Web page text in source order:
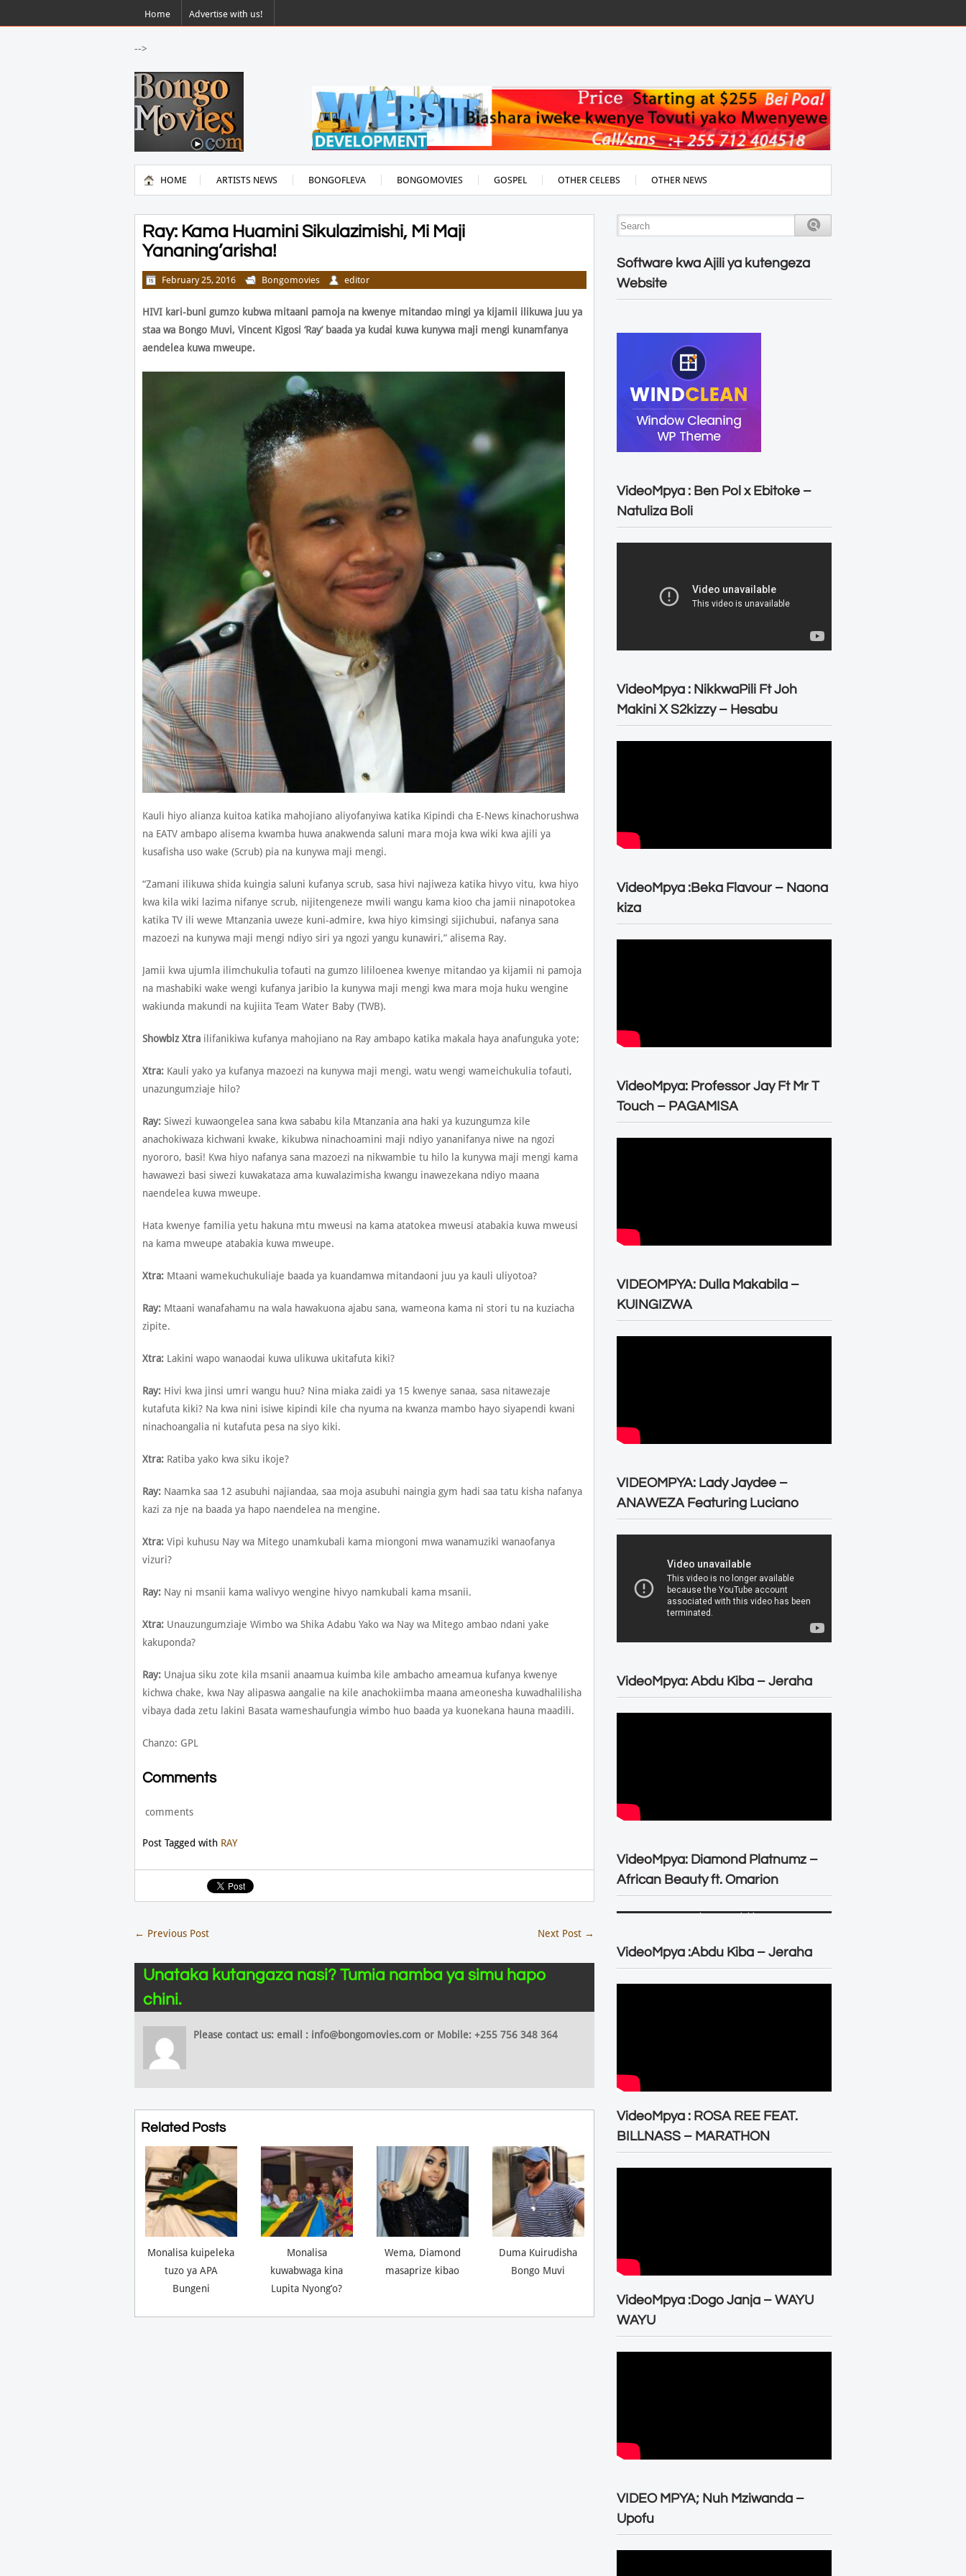
Home Advertise with us!
-->
HOME ARTISTS NEWS BONGOFLEVA BONGOMOVIES GOSPEL OTHER CELEBS OTHER NEWS
Ray: Kama Huamini Sikulazimishi, Mi Maji
Yananing’arisha!
February 25, 2016 Bongomovies editor
HIVI kari-buni gumzo kubwa mitaani pamoja na kwenye mitandao mingi ya kijamii ilikuwa juu ya
staa wa Bongo Muvi, Vincent Kigosi ‘Ray’ baada ya kudai kuwa kunywa maji mengi kunamfanya
aendelea kuwa mweupe.
Kauli hiyo alianza kuitoa katika mahojiano aliyofanyiwa katika Kipindi cha E-News kinachorushwa
na EATV ambapo alisema kwamba huwa anakwenda saluni mara moja kwa wiki kwa ajili ya
kusafisha uso wake (Scrub) pia na kunywa maji mengi.
“Zamani ilikuwa shida kuingia saluni kufanya scrub, sasa hivi najiweza katika hivyo vitu, kwa hiyo
kwa kila wiki lazima nifanye scrub, nijitengeneze mwili wangu kama kioo cha jamii ninapotokea
katika TV ili wewe Mtanzania uweze kuni-admire, kwa hiyo kimsingi sijichubui, nafanya sana
mazoezi na kunywa maji mengi ndiyo siri ya ngozi yangu kunawiri,” alisema Ray.
Jamii kwa ujumla ilimchukulia tofauti na gumzo lililoenea kwenye mitandao ya kijamii ni pamoja
na mashabiki wake wengi kufanya jaribio la kunywa maji mengi kwa mara moja huku wengine
wakiunda makundi na kujiita Team Water Baby (TWB).
Showbiz Xtrailifanikiwa kufanya mahojiano na Ray ambapo katika makala haya anafunguka yote;
Xtra:Kauli yako ya kufanya mazoezi na kunywa maji mengi, watu wengi wameichukulia tofauti,
unazungumziaje hilo?
Ray:Siwezi kuwaongelea sana kwa sababu kila Mtanzania ana haki ya kuzungumza kile
anachokiwaza kichwani kwake, kikubwa ninachoamini maji ndiyo yananifanya niwe na ngozi
nyororo, basi! Kwa hiyo nafanya sana mazoezi na nikwambie tu hilo la kunywa maji mengi kama
hawawezi basi siwezi kuwakataza ama kuwalazimisha kwangu inawezekana ndiyo maana
naendelea kuwa mweupe.
Hata kwenye familia yetu hakuna mtu mweusi na kama atatokea mweusi atabakia kuwa mweusi
na kama mweupe atabakia kuwa mweupe.
Xtra:Mtaani wamekuchukuliaje baada ya kuandamwa mitandaoni juu ya kauli uliyotoa?
Ray: Mtaani wanafahamu na wala hawakuona ajabu sana, wameona kama ni stori tu na kuziacha
zipite.
Xtra:Lakini wapo wanaodai kuwa ulikuwa ukitafuta kiki?
Ray:Hivi kwa jinsi umri wangu huu? Nina miaka zaidi ya 15 kwenye sanaa, sasa nitawezaje
kutafuta kiki? Na kwa nini isiwe kipindi kile cha nyuma na kwanza mambo hayo siyapendi kwani
ninachoangalia ni kutafuta pesa na siyo kiki.
Xtra:Ratiba yako kwa siku ikoje?
Ray:Naamka saa 12 asubuhi najiandaa, saa moja asubuhi naingia gym hadi saa tatu kisha nafanya
kazi za nje na baada ya hapo naendelea na mengine.
Xtra:Vipi kuhusu Nay wa Mitego unamkubali kama miongoni mwa wanamuziki wanaofanya
vizuri?
Ray:Nay ni msanii kama walivyo wengine hivyo namkubali kama msanii.
Xtra:Unauzungumziaje Wimbo wa Shika Adabu Yako wa Nay wa Mitego ambao ndani yake
kakuponda?
Ray:Unajua siku zote kila msanii anaamua kuimba kile ambacho ameamua kufanya kwenye
kichwa chake, kwa Nay alipaswa aangalie na kile anachokiimba maana ameonesha kuwadhalilisha
vibaya dada zetu lakini Basata wameshaufungia wimbo huo baada ya kuonekana hauna maadili.
Chanzo: GPL
Comments
comments
Post Tagged with RAY
← Previous Post Next Post →
Unataka kutangaza nasi? Tumia namba ya simu hapo
chini.
Please contact us: email : info@bongomovies.com or Mobile: +255 756 348 364
Related Posts
Monalisa kuipeleka
tuzo ya APA
Bungeni
Monalisa
kuwabwaga kina
Lupita Nyong’o?
Wema, Diamond
masaprize kibao
Duma Kuirudisha
Bongo Muvi
Software kwa Ajili ya kutengeza
Website
VideoMpya : Ben Pol x Ebitoke –
Natuliza Boli
VideoMpya : NikkwaPili Ft Joh
Makini X S2kizzy – Hesabu
VideoMpya :Beka Flavour – Naona
kiza
VideoMpya: Professor Jay Ft Mr T
Touch – PAGAMISA
VIDEOMPYA: Dulla Makabila –
KUINGIZWA
VIDEOMPYA: Lady Jaydee –
ANAWEZA Featuring Luciano
VideoMpya: Abdu Kiba – Jeraha
VideoMpya: Diamond Platnumz –
African Beauty ft. Omarion
VideoMpya :Abdu Kiba – Jeraha
VideoMpya : ROSA REE FEAT.
BILLNASS – MARATHON
VideoMpya :Dogo Janja – WAYU
WAYU
VIDEO MPYA; Nuh Mziwanda –
Upofu